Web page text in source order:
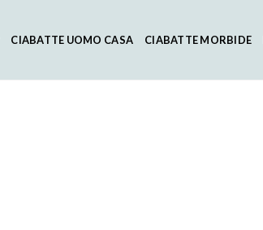
CIABATTE UOMO CASA CIABATTE MORBIDE